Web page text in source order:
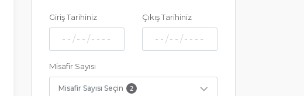
Giriş Tarihiniz Çıkış Tarihiniz
Misafir Sayısı
Misafir Sayısı Seçin 2